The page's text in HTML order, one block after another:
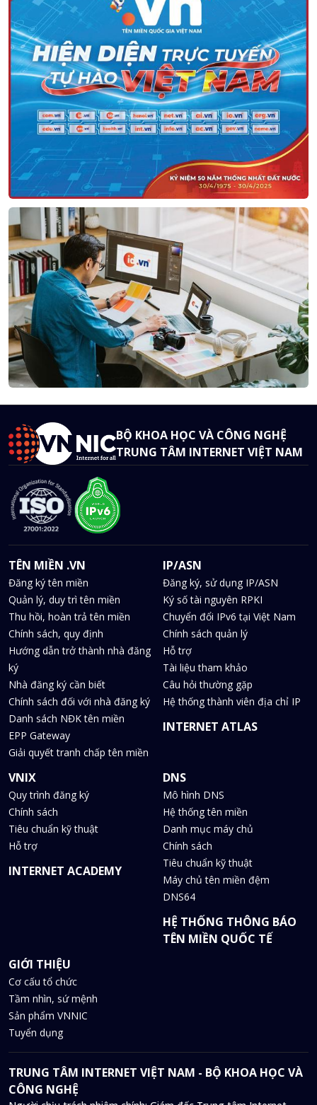
BỘ KHOA HỌC VÀ CÔNG NGHỆ
TRUNG TÂM INTERNET VIỆT NAM
TÊN MIỀN .VN
Đăng ký tên miền
Quản lý, duy trì tên miền
Thu hồi, hoàn trả tên miền
Chính sách, quy định
Hướng dẫn trở thành nhà đăng
ký
Nhà đăng ký cần biết
Chính sách đối với nhà đăng ký
Danh sách NĐK tên miền
EPP Gateway
Giải quyết tranh chấp tên miền
IP/ASN
Đăng ký, sử dụng IP/ASN
Ký số tài nguyên RPKI
Chuyển đổi IPv6 tại Việt Nam
Chính sách quản lý
Hỗ trợ
Tài liệu tham khảo
Câu hỏi thường gặp
Hệ thống thành viên địa chỉ IP
INTERNET ATLAS
VNIX
Quy trình đăng ký
Chính sách
Tiêu chuẩn kỹ thuật
Hỗ trợ
INTERNET ACADEMY
DNS
Mô hình DNS
Hệ thống tên miền
Danh mục máy chủ
Chính sách
Tiêu chuẩn kỹ thuật
Máy chủ tên miền đệm
DNS64
HỆ THỐNG THÔNG BÁO
TÊN MIỀN QUỐC TẾ
GIỚI THIỆU
Cơ cấu tổ chức
Tầm nhìn, sứ mệnh
Sản phẩm VNNIC
Tuyển dụng
TRUNG TÂM INTERNET VIỆT NAM - BỘ KHOA HỌC VÀ
CÔNG NGHỆ